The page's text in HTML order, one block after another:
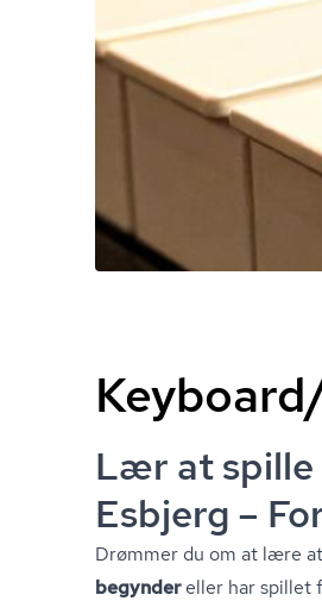
Lær at spille
Esbjerg –
Drømmer du om at lære
begyndereller har spillet